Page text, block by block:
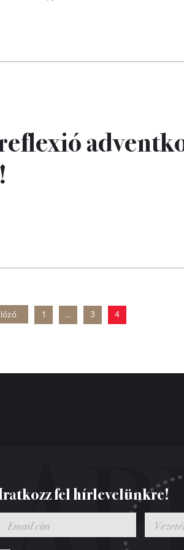
1 … 3 4
fel hírlevelünkre!